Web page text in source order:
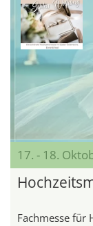
17. - 18.
Fachmesse für